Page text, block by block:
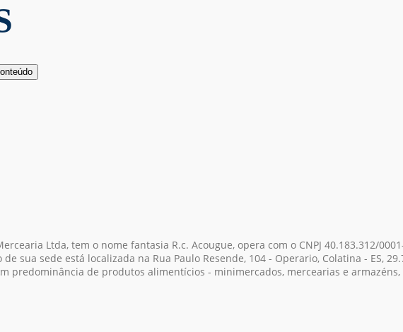
Ltda, tem o nome fantasia R.c. Acougue, opera com o CNPJ 40.183.312/
sua sede está localizada na Rua Paulo Resende, 104 - Operario, Colatina - ES,
predominância de produtos alimentícios - minimercados, mercearias e armazéns,